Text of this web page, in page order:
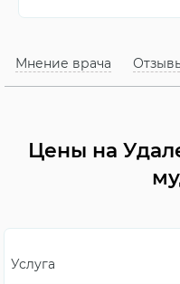
Возраст для
Реабилитация
Мнение врача
Цены на
Услуга